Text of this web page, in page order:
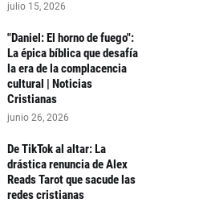
julio 15, 2026
"Daniel: El horno de fuego":
La épica bíblica que desafía
la era de la complacencia
cultural | Noticias
Cristianas
junio 26, 2026
De TikTok al altar: La
drástica renuncia de Alex
Reads Tarot que sacude las
redes cristianas